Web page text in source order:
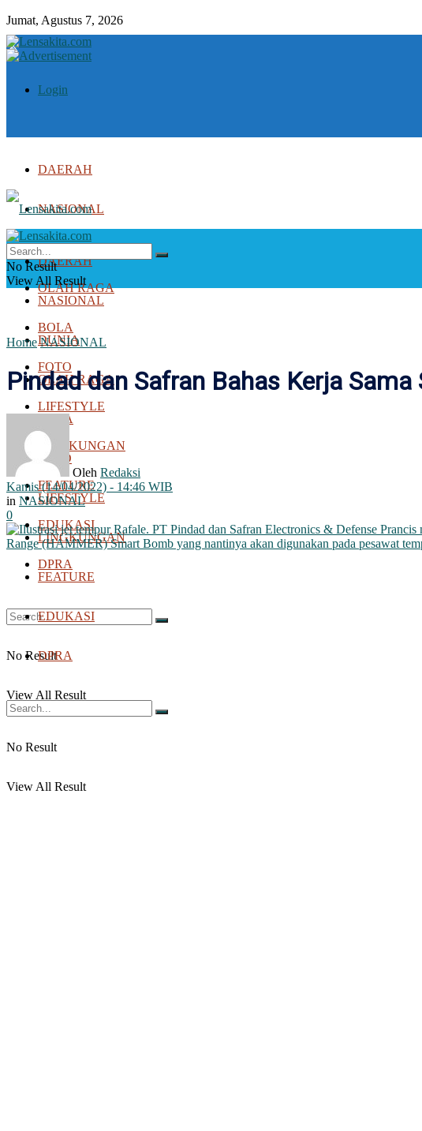
Jumat, Agustus 7, 2026
Login
DAERAH
NASIONAL
DUNIA
OLAH RAGA
BOLA
FOTO
LIFESTYLE
LINGKUNGAN
FEATURE
EDUKASI
DPRA
No Result
View All Result
DAERAH
NASIONAL
DUNIA
OLAH RAGA
BOLA
FOTO
LIFESTYLE
LINGKUNGAN
FEATURE
EDUKASI
DPRA
No Result
View All Result
No Result
View All Result
Home NASIONAL
Pindad dan Safran Bahas Kerja
Oleh Redaksi
Kamis (14/04/2022) - 14:46 WIB
in NASIONAL
0